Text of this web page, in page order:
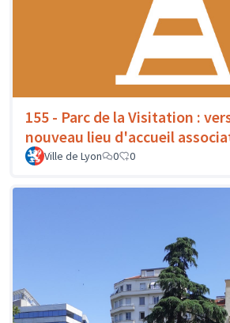
155 - Parc de la Visitation :
nouveau lieu d'accueil
Ville de Lyon
0 0